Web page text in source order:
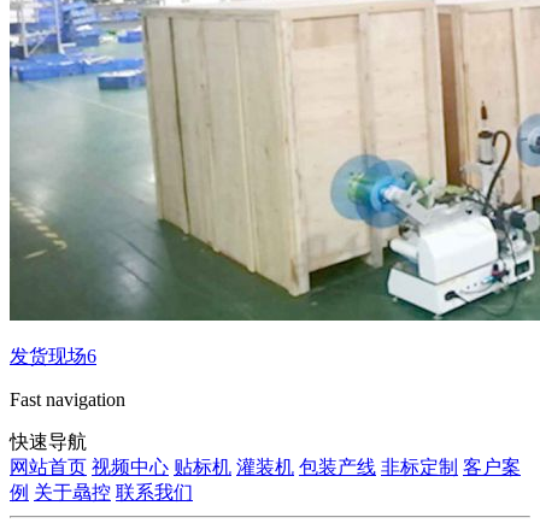
发货现场6
Fast navigation
快速导航
网站首页 视频中心 贴标机 灌装机 包装产线 非标定制 客户案
例 关于骉控 联系我们